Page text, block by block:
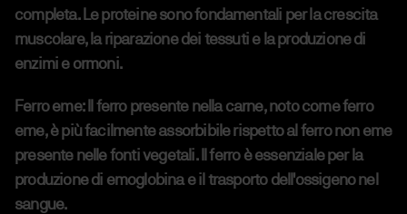
completa. Le proteine sono fondamentali per la crescita
muscolare, la riparazione dei tessuti e la produzione di
enzimi e ormoni.
Ferro eme:Il ferro presente nella carne, noto come ferro
eme, è più facilmente assorbibile rispetto al ferro non eme
presente nelle fonti vegetali. Il ferro è essenziale per la
produzione di emoglobina e il trasporto dell'ossigeno nel
sangue.